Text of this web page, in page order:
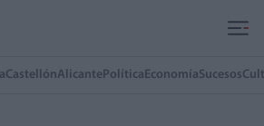
CastellónAlicante Política EconomíaSucesos